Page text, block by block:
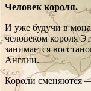
Человек короля.
И уже будучи в
человеком короля
занимается
Англии.
Короли сменяются